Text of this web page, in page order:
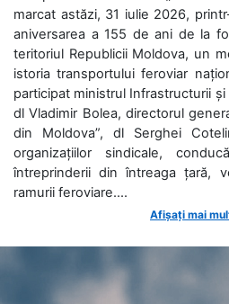
marcat astăzi, 31 iulie 2026,
aniversarea a 155 de ani de la
teritoriul Republicii Moldova, un
istoria transportului feroviar
participat ministrul Infrastructurii și
dl Vladimir Bolea, directorul
din Moldova”, dl Serghei
organizațiilor sindicale,
întreprinderii din întreaga țară,
ramurii feroviare....
Afișați mai